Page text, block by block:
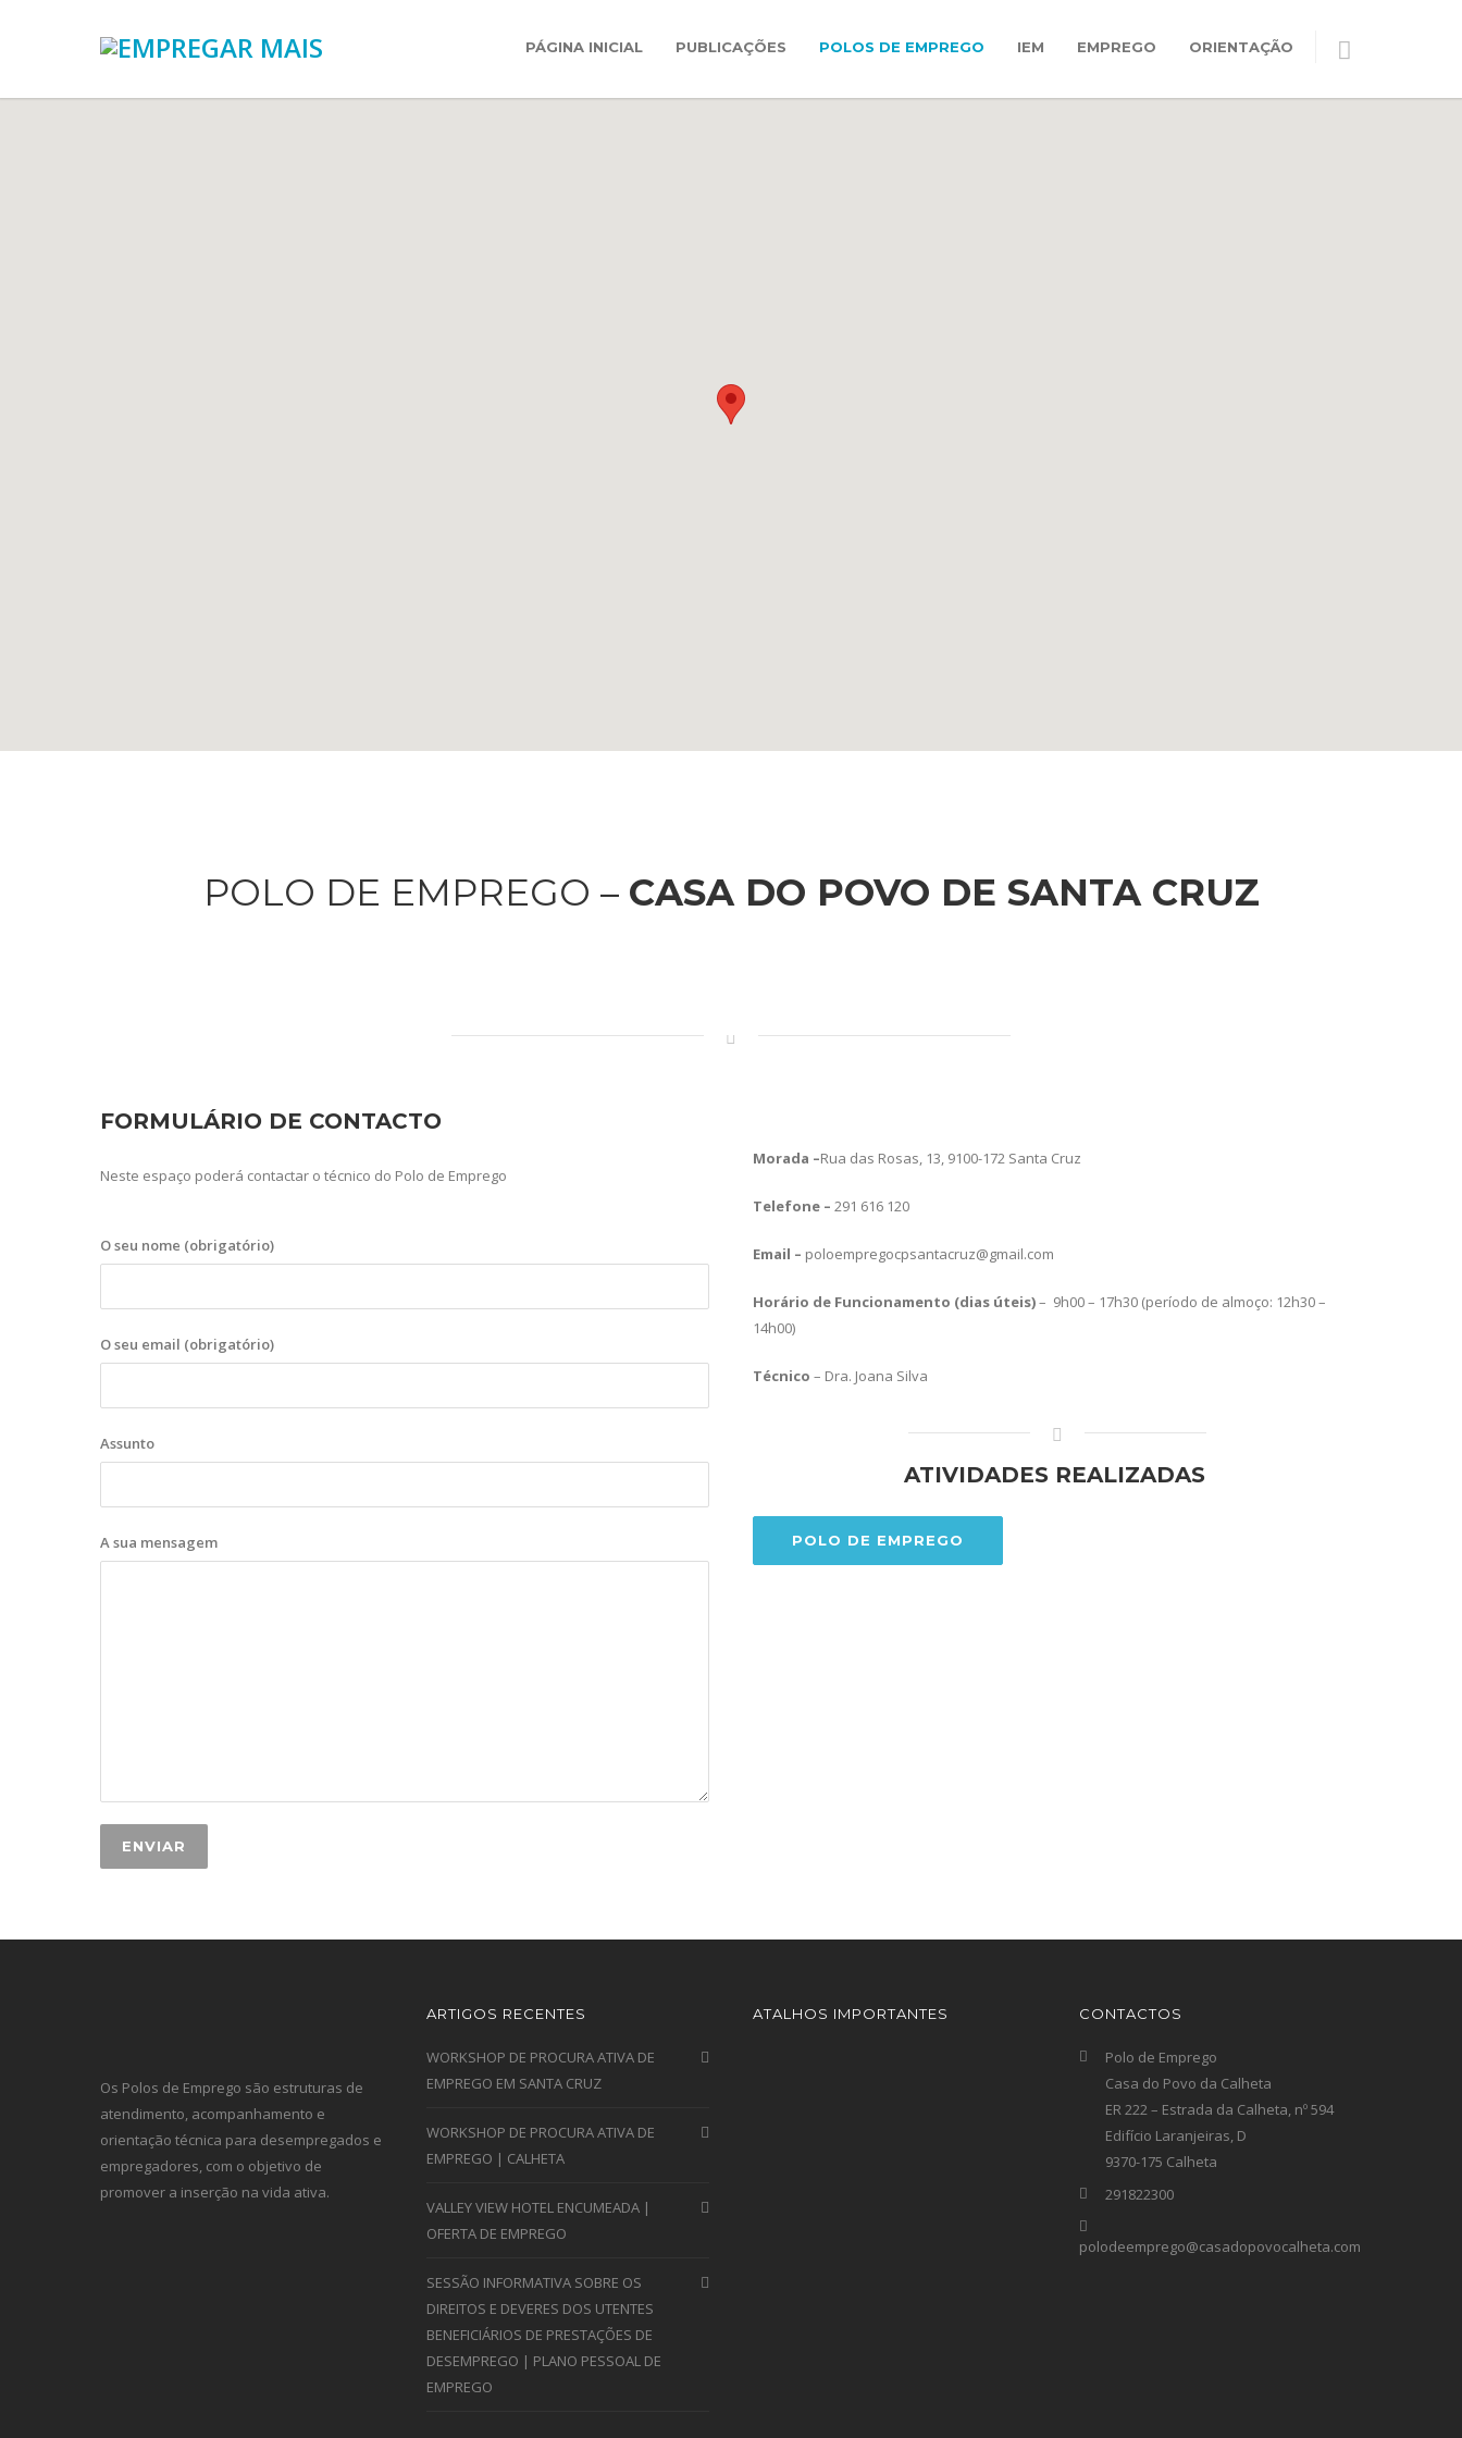
PÁGINA INICIAL PUBLICAÇÕES POLOS DE EMPREGO IEM EMPREGO ORIENTAÇÃO
POLO DE EMPREGO – CASA DO POVO DE SANTA CRUZ
FORMULÁRIO DE CONTACTO
Neste espaço poderá contactar o técnico do Polo de Emprego
O seu nome (obrigatório)
O seu email (obrigatório)
Assunto
A sua mensagem
Morada –Rua das Rosas, 13, 9100-172 Santa Cruz
Telefone – 291 616 120
Email – poloempregocpsantacruz@gmail.com
Horário de Funcionamento (dias úteis)– 9h00 – 17h30 (período de almoço: 12h30 –
14h00)
Técnico – Dra. Joana Silva
ATIVIDADES REALIZADAS
POLO DE EMPREGO
Os Polos de Emprego são estruturas de
atendimento, acompanhamento e
orientação técnica para desempregados e
empregadores, com o objetivo de
promover a inserção na vida ativa.
ARTIGOS RECENTES
WORKSHOP DE PROCURA ATIVA DE
EMPREGO EM SANTA CRUZ
WORKSHOP DE PROCURA ATIVA DE
EMPREGO | CALHETA
VALLEY VIEW HOTEL ENCUMEADA |
OFERTA DE EMPREGO
SESSÃO INFORMATIVA SOBRE OS
DIREITOS E DEVERES DOS UTENTES
BENEFICIÁRIOS DE PRESTAÇÕES DE
DESEMPREGO | PLANO PESSOAL DE
EMPREGO
ATALHOS IMPORTANTES CONTACTOS
Polo de Emprego
Casa do Povo da Calheta
ER 222 – Estrada da Calheta, nº 594
Edifício Laranjeiras, D
9370-175 Calheta
291822300
polodeemprego@casadopovocalheta.com